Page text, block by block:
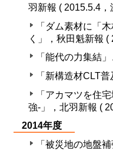
羽新報 ( 2015.5.4，
「ダム素材に「
く」，秋田魁新報
「能代の力集結
「新構造材CLT
「アカマツを住
強-」，北羽新報 (
2014年度
「被災地の地盤